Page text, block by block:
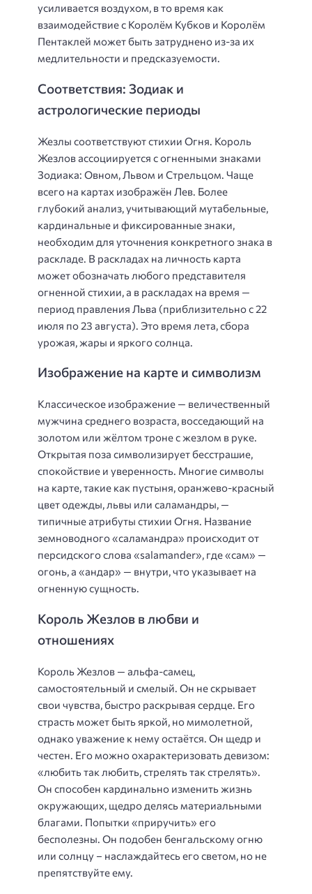
усиливается воздухом, в то время как
взаимодействие с Королём Кубков и Королём
Пентаклей может быть затруднено из-за их
медлительности и предсказуемости.
Соответствия: Зодиак и
астрологические периоды
Жезлы соответствуют стихии Огня. Король
Жезлов ассоциируется с огненными знаками
Зодиака: Овном, Львом и Стрельцом. Чаще
всего на картах изображён Лев. Более
глубокий анализ, учитывающий мутабельные,
кардинальные и фиксированные знаки,
необходим для уточнения конкретного знака в
раскладе. В раскладах на личность карта
может обозначать любого представителя
огненной стихии, а в раскладах на время —
период правления Льва (приблизительно с 22
июля по 23 августа). Это время лета, сбора
урожая, жары и яркого солнца.
Изображение на карте и символизм
Классическое изображение — величественный
мужчина среднего возраста, восседающий на
золотом или жёлтом троне с жезлом в руке.
Открытая поза символизирует бесстрашие,
спокойствие и уверенность. Многие символы
на карте, такие как пустыня, оранжево-красный
цвет одежды, львы или саламандры, —
типичные атрибуты стихии Огня. Название
земноводного «саламандра» происходит от
персидского слова «salamander», где «сам» —
огонь, а «андар» — внутри, что указывает на
огненную сущность.
Король Жезлов в любви и
отношениях
Король Жезлов — альфа-самец,
самостоятельный и смелый. Он не скрывает
свои чувства, быстро раскрывая сердце. Его
страсть может быть яркой, но мимолетной,
однако уважение к нему остаётся. Он щедр и
честен. Его можно охарактеризовать девизом:
«любить так любить, стрелять так стрелять».
Он способен кардинально изменить жизнь
окружающих, щедро делясь материальными
благами. Попытки «приручить» его
бесполезны. Он подобен бенгальскому огню
или солнцу – наслаждайтесь его светом, но не
препятствуйте ему.